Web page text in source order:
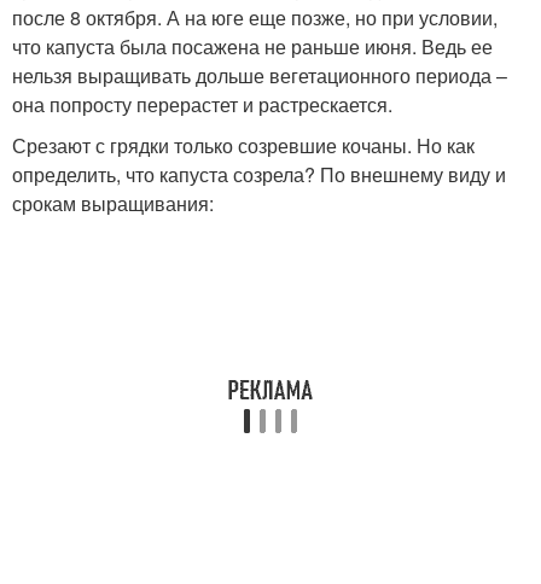
после 8 октября. А на юге еще позже, но при условии,
что капуста была посажена не раньше июня. Ведь ее
нельзя выращивать дольше вегетационного периода –
она попросту перерастет и растрескается.
Срезают с грядки только созревшие кочаны. Но как
определить, что капуста созрела? По внешнему виду и
срокам выращивания: